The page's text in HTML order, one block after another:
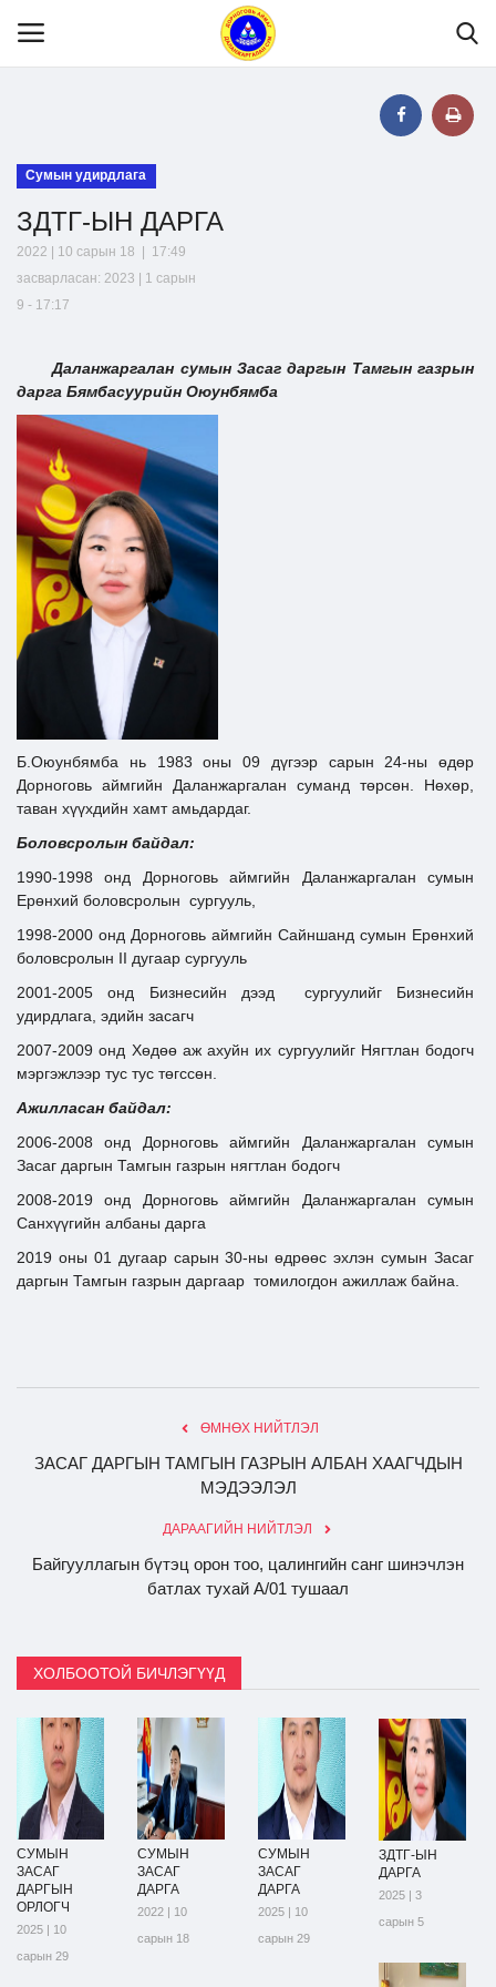
Танилцуулга
МЭДЭЭЛЭЛ
Шилэн данс
Тендер
Ил тод байдал
Бодлого төлөвлөлт
Сумын удирдлага
ЗДТГ-ЫН ДАРГА
2022 | 10 сарын 18 | 17:49
засварласан: 2023 | 1 сарын
9 - 17:17
Даланжаргалан сумын Засаг даргын Тамгын газрын
дарга Бямбасуурийн Оюунбямба
Б.Оюунбямба нь 1983 оны 09 дүгээр сарын 24-ны өдөр
Дорноговь аймгийн Даланжаргалан суманд төрсөн. Нөхөр,
таван хүүхдийн хамт амьдардаг.
Боловсролын байдал:
1990-1998 онд Дорноговь аймгийн Даланжаргалан сумын
Ерөнхий боловсролын сургууль,
1998-2000 онд Дорноговь аймгийн Сайншанд сумын Ерөнхий
боловсролын II дугаар сургууль
2001-2005 онд Бизнесийн дээд сургуулийг Бизнесийн
удирдлага, эдийн засагч
2007-2009 онд Хөдөө аж ахуйн их сургуулийг Нягтлан бодогч
мэргэжлээр тус тус төгссөн.
Ажилласан байдал:
2006-2008 онд Дорноговь аймгийн Даланжаргалан сумын
Засаг даргын Тамгын газрын нягтлан бодогч
2008-2019 онд Дорноговь аймгийн Даланжаргалан сумын
Санхүүгийн албаны дарга
2019 оны 01 дугаар сарын 30-ны өдрөөс эхлэн сумын Засаг
даргын Тамгын газрын даргаар томилогдон ажиллаж байна.
ӨМНӨХ НИЙТЛЭЛ
ЗАСАГ ДАРГЫН ТАМГЫН ГАЗРЫН АЛБАН ХААГЧДЫН
МЭДЭЭЛЭЛ
ДАРААГИЙН НИЙТЛЭЛ
Байгууллагын бүтэц орон тоо, цалингийн санг шинэчлэн
батлах тухай А/01 тушаал
ХОЛБООТОЙ БИЧЛЭГҮҮД
СУМЫН
ЗАСАГ
ДАРГЫН
ОРЛОГЧ
2025 | 10
сарын 29
СУМЫН
ЗАСАГ
ДАРГА
2022 | 10
сарын 18
СУМЫН
ЗАСАГ
ДАРГА
2025 | 10
сарын 29
ЗДТГ-ЫН
ДАРГА
2025 | 3
сарын 5